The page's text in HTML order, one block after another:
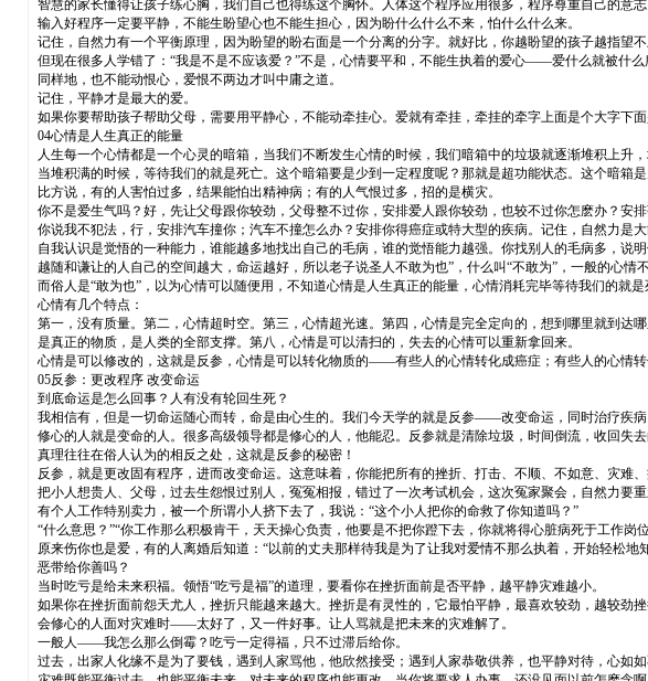
智慧的家长懂得让孩子练心胸，我们自己也得练这个胸怀。人体这个程序应用很多，程序尊重自己的意志
输入好程序一定要平静，不能生盼望心也不能生担心，因为盼什么什么不来，怕什么什么来。
记住，自然力有一个平衡原理，因为盼望的盼右面是一个分离的分字。就好比，你越盼望的孩子越指望
但现在很多人学错了：“我是不是不应该爱？”不是，心情要平和，不能生执着的爱心——爱什么就被什
同样地，也不能动恨心，爱恨不两边才叫中庸之道。
记住，平静才是最大的爱。
如果你要帮助孩子帮助父母，需要用平静心，不能动牵挂心。爱就有牵挂，牵挂的牵字上面是个大字下
04心情是人生真正的能量
人生每一个心情都是一个心灵的暗箱，当我们不断发生心情的时候，我们暗箱中的垃圾就逐渐堆积上升
当堆积满的时候，等待我们的就是死亡。这个暗箱要是少到一定程度呢？那就是超功能状态。这个暗箱
比方说，有的人害怕过多，结果能怕出精神病；有的人气恨过多，招的是横灾。
你不是爱生气吗？好，先让父母跟你较劲，父母整不过你，安排爱人跟你较劲，也较不过你怎麽办？安
你说我不犯法，行，安排汽车撞你；汽车不撞怎么办？安排你得癌症或特大型的疾病。记住，自然力是
自我认识是觉悟的一种能力，谁能越多地找出自己的毛病，谁的觉悟能力越强。你找别人的毛病多，说
越随和谦让的人自己的空间越大，命运越好，所以老子说圣人不敢为也”，什么叫“不敢为”，一般的心情
而俗人是“敢为也”，以为心情可以随便用，不知道心情是人生真正的能量，心情消耗完毕等待我们的就
心情有几个特点：
第一，没有质量。第二，心情超时空。第三，心情超光速。第四，心情是完全定向的，想到哪里就到
是真正的物质，是人类的全部支撑。第八，心情是可以清扫的，失去的心情可以重新拿回来。
心情是可以修改的，这就是反参，心情是可以转化物质的——有些人的心情转化成癌症；有些人的心情
05反参：更改程序 改变命运
到底命运是怎么回事？人有没有轮回生死？
我相信有，但是一切命运随心而转，命是由心生的。我们今天学的就是反参——改变命运，同时治疗疾病
修心的人就是变命的人。很多高级领导都是修心的人，他能忍。反参就是清除垃圾，时间倒流，收回失
真理往往在俗人认为的相反之处，这就是反参的秘密！
反参，就是更改固有程序，进而改变命运。这意味着，你能把所有的挫折、打击、不顺、不如意、灾
把小人想贵人、父母，过去生怨恨过别人，冤冤相报，错过了一次考试机会，这次冤家聚会，自然力要
有个人工作特别卖力，被一个所谓小人挤下去了，我说：“这个小人把你的命救了你知道吗？”
“什么意思？”“你工作那么积极肯干，天天操心负责，他要是不把你蹬下去，你就将得心脏病死于工作岗
原来伤你也是爱，有的人离婚后知道：“以前的丈夫那样待我是为了让我对爱情不那么执着，开始轻松
恶带给你善吗？
当时吃亏是给未来积福。领悟“吃亏是福”的道理，要看你在挫折面前是否平静，越平静灾难越小。
如果你在挫折面前怨天尤人，挫折只能越来越大。挫折是有灵性的，它最怕平静，最喜欢较劲，越较劲
会修心的人面对灾难时——太好了，又一件好事。让人骂就是把未来的灾难解了。
一般人——我怎么那么倒霉？吃亏一定得福，只不过滞后给你。
过去，出家人化缘不是为了要钱，遇到人家骂他，他欣然接受；遇到人家恭敬供养，也平静对待，心如